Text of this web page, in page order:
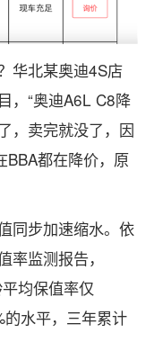
华北某奥迪4S店
，“奥迪A6L C8降
，卖完就没了，因
BBA都在降价，原
同步加速缩水。依
监测报告，
均保值率仅
水平，三年累计